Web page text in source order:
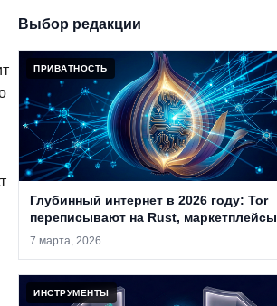
Выбор редакции
ПРИВАТНОСТЬ
Глубинный интернет в 2026 году: Tor
переписывают на Rust, маркетплейсы
закрывают, а анонимность уже не
7 марта, 2026
ИНСТРУМЕНТЫ